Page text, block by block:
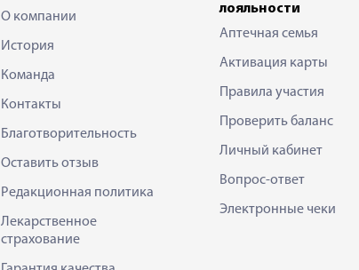
О компании
История
Команда
Контакты
Благотворительность
Оставить отзыв
Редакционная политика
Лекарственное
страхование
лояльности
Аптечная семья
Активация карты
Правила участия
Проверить баланс
Личный кабинет
Вопрос-ответ
Электронные чеки